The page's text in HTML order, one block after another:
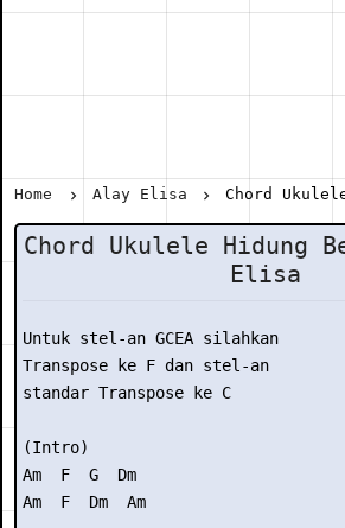
Home Alay Elisa Chord Ukulele
Chord Ukulele Hidung
Elisa
Untuk stel-an GCEA silahkan
Transpose ke F dan stel-an
standar Transpose ke C
(Intro)
Am  F  G  Dm
Am  F  Dm  Am